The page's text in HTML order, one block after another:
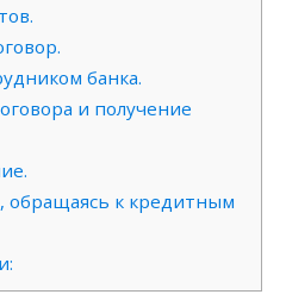
банка.
и получение
обращаясь к кредитным